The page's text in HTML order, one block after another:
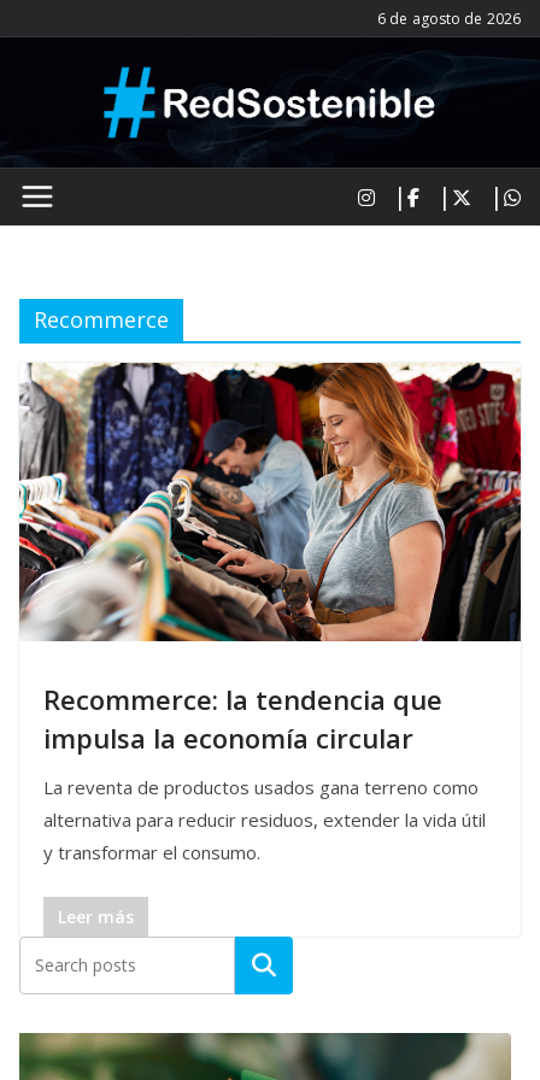
al
6 de agosto de 2026
Recommerce
Recommerce: la tendencia que
impulsa la economía circular
La reventa de productos usados gana terreno como
alternativa para reducir residuos, extender la vida útil
y transformar el consumo.
Leer más